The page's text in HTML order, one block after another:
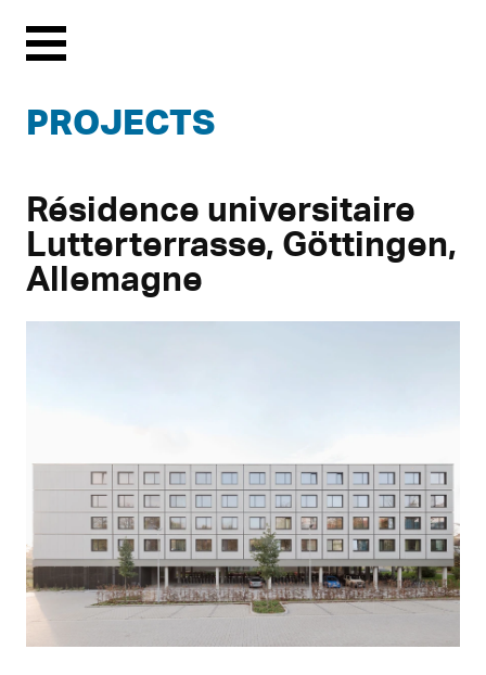
Menu
PROJECTS
Résidence universitaire
Lutterterrasse, Göttingen,
Allemagne